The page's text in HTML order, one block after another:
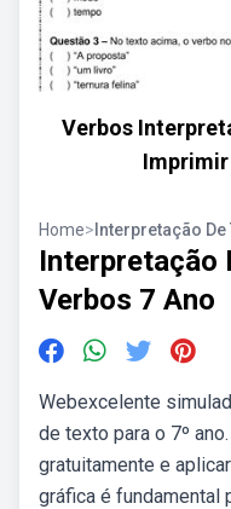
Verbos
Imprimir
Home> Interpretação
Interpretação
Verbos 7 Ano
Webexcelente
de texto para o 7º
gratuitamente e
gráfica é fundamental